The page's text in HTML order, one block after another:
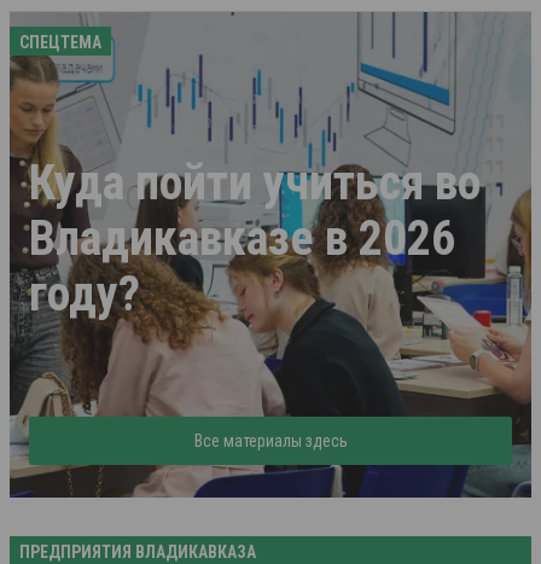
СПЕЦТЕМА
Куда пойти учиться во
Владикавказе в 2026
году?
Все материалы здесь
ПРЕДПРИЯТИЯ ВЛАДИКАВКАЗА